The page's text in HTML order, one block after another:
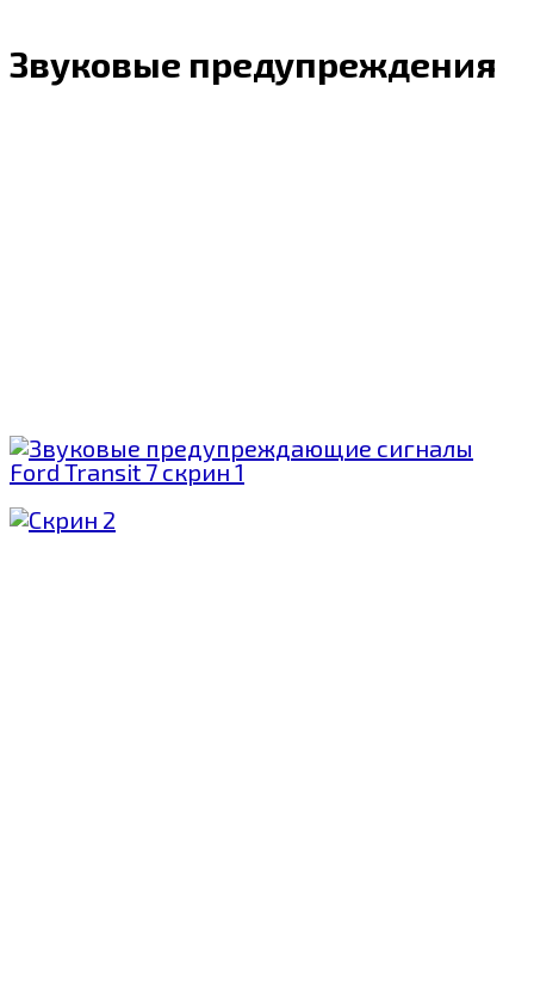
Звуковые предупреждения